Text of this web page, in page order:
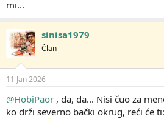
mi...
sinisa1979
Član
11 Jan 2026
@HobiPaor , da, da... Nisi čuo za
ko drži severno bački okrug, reći će